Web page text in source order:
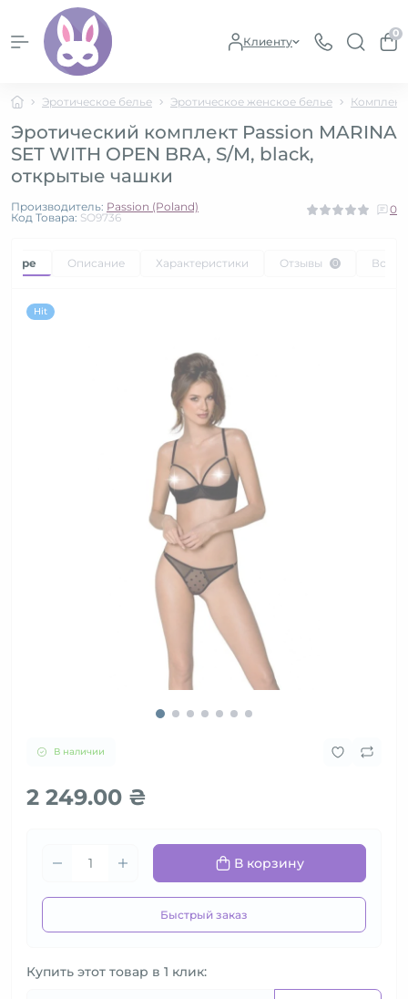
Клиенту
0
Эротическое белье Эротическое женское белье
Эротический комплект Passion MARINA
SET WITH OPEN BRA, S/M, black,
открытые чашки
Производитель: Passion (Poland)
Код Товара: SO9736
0
Описание Характеристики Отзывы 0
Hit
В наличии
2 249.00 ₴
В корзину
Быстрый заказ
Купить этот товар в 1 клик: